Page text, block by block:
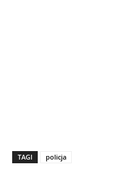
TAGI policja